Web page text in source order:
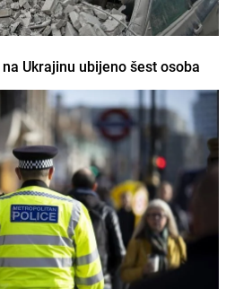
Ukrajinu ubijeno šest osoba